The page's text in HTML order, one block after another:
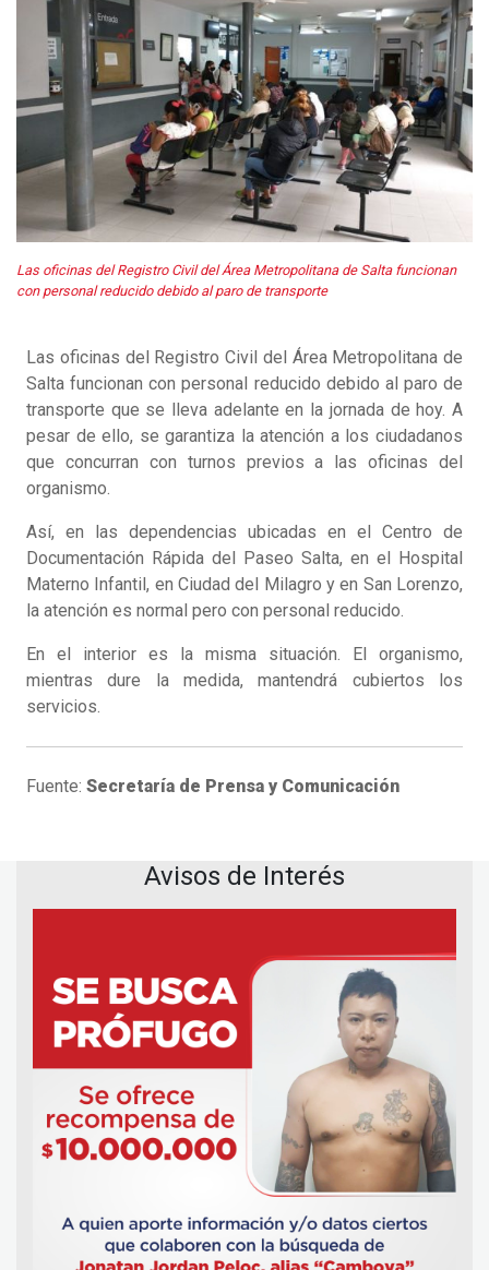
Las oficinas del Registro Civil del Área Metropolitana de Salta funcionan
con personal reducido debido al paro de transporte
Las oficinas del Registro Civil del Área Metropolitana de
Salta funcionan con personal reducido debido al paro de
transporte que se lleva adelante en la jornada de hoy. A
pesar de ello, se garantiza la atención a los ciudadanos
que concurran con turnos previos a las oficinas del
organismo.
Así, en las dependencias ubicadas en el Centro de
Documentación Rápida del Paseo Salta, en el Hospital
Materno Infantil, en Ciudad del Milagro y en San Lorenzo,
la atención es normal pero con personal reducido.
En el interior es la misma situación. El organismo,
mientras dure la medida, mantendrá cubiertos los
servicios.
Fuente: Secretaría de Prensa y Comunicación
Avisos de Interés